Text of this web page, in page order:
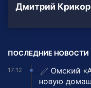
Дмитрий
ПОСЛЕДНИЕ НОВОСТИ
17:12
Омский
новую